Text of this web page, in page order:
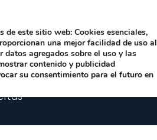
este sitio web: Cookies esenciales,
una mejor facilidad de uso al
agregados sobre el uso y las
contenido y publicidad
su consentimiento para el futuro en